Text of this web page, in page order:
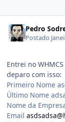
Pedro
Postado
Entrei no
deparo com isso:
Primeiro Nome
Último Nome
Nome da
Email